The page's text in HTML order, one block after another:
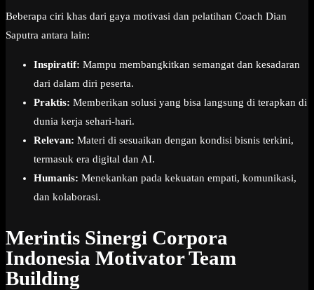
Beberapa ciri khas dari gaya motivasi dan pelatihan Coach Dian
Saputra antara lain:
Inspiratif: Mampu membangkitkan semangat dan kesadaran
dari dalam diri peserta.
Praktis: Memberikan solusi yang bisa langsung di terapkan di
dunia kerja sehari-hari.
Relevan: Materi di sesuaikan dengan kondisi bisnis terkini,
termasuk era digital dan AI.
Humanis: Menekankan pada kekuatan empati, komunikasi,
dan kolaborasi.
Merintis Sinergi Corpora
Indonesia Motivator Team
Building